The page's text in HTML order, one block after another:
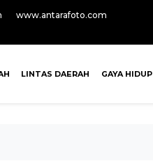
www.antarafoto.com
LINTAS DAERAH GAYA HIDUP